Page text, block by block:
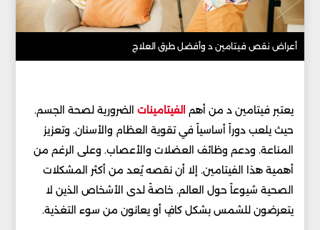
أعراض نقص فيتامين د وأفضل طرق العلاج
يعتبر فيتامين د من أهم الفيتامينات الضرورية لصحة الجسم.
حيث يلعب دوراً أساسياً في تقوية العظام والأسنان. وتعزيز
المناعة. ودعم وظائف العضلات والأعصاب. وعلى الرغم من
أهمية هذا الفيتامين. إلا أن نقصه يُعد من أكثر المشكلات
الصحية شيوعاً حول العالم. خاصةً لدى الأشخاص الذين لا
يتعرضون للشمس بشكل كافٍ أو يعانون من سوء التغذية.